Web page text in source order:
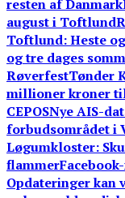
resten af Danmark
august i Toftlund
Toftlund: Heste
og tre dages
RøverfestTønder
millioner kroner
CEPOSNye AIS-
forbudsområdet i
Løgumkloster:
flammer
Opdateringer kan